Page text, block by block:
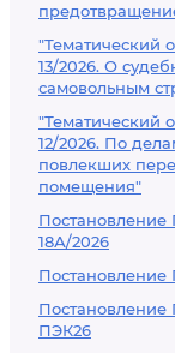
"Тематический
13/2026. О
самовольным
"Тематический
12/2026. По
повлекших
помещения"
Постановление
18А/2026
Постановление
Постановление
ПЭК26